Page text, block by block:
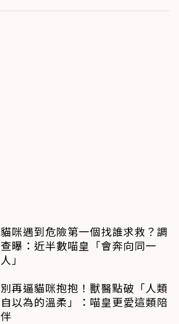
貓咪遇到危險第一個找誰求救？調
查曝：近半數喵皇「會奔向同一
人」
別再逼貓咪抱抱！獸醫點破「人類
自以為的溫柔」：喵皇更愛這類陪
伴